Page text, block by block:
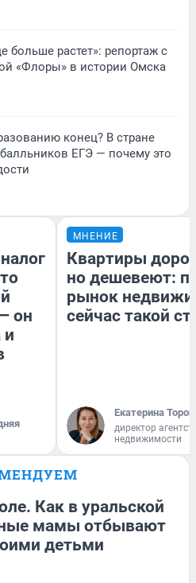
больше растет»: репортаж с
«Флоры» в истории Омска
конец? В стране
ЕГЭ — почему это
он
и
МНЕНИЕ
Квартиры
но дешевеют:
рынок
сейчас такой
Екатерина
директор
недвижимости
Как в уральской
мамы отбывают
детьми